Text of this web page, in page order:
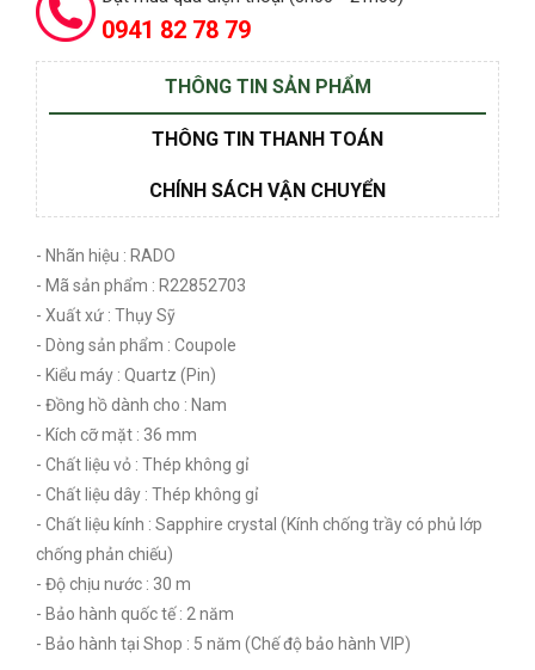
0941 82 78 79
THÔNG TIN SẢN PHẨM
THÔNG TIN THANH TOÁN
CHÍNH SÁCH VẬN CHUYỂN
- Nhãn hiệu : RADO
- Mã sản phẩm : R22852703
- Xuất xứ : Thụy Sỹ
- Dòng sản phẩm : Coupole
- Kiểu máy : Quartz (Pin)
- Đồng hồ dành cho : Nam
- Kích cỡ mặt : 36 mm
- Chất liệu vỏ : Thép không gỉ
- Chất liệu dây : Thép không gỉ
- Chất liệu kính : Sapphire crystal (Kính chống trầy có phủ lớp
chống phản chiếu)
- Độ chịu nước : 30 m
- Bảo hành quốc tế : 2 năm
- Bảo hành tại Shop : 5 năm (Chế độ bảo hành VIP)